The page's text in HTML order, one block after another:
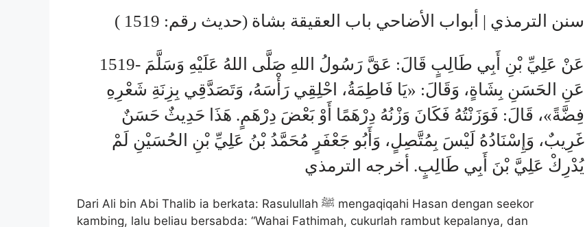
سنن الترمذي | أبواب الأضاحي باب العقيقة بشاة (حديث رقم: 1519 )
1519- عَنْ عَلِيِّ بْنِ أَبِي طَالِبٍ قَالَ: عَقَّ رَسُولُ اللهِ صَلَّى اللهُ عَلَيْهِ وَسَلَّمَ
عَنِ الحَسَنِ بِشَاةٍ، وَقَالَ: «يَا فَاطِمَةُ، احْلِقِي رَأْسَهُ، وَتَصَدَّقِي بِزِنَةِ شَعْرِهِ
فِضَّةً»، قَالَ: فَوَزَنْتُهُ فَكَانَ وَزْنُهُ دِرْهَمًا أَوْ بَعْضَ دِرْهَمٍ. هَذَا حَدِيثٌ حَسَنٌ
غَرِيبٌ، وَإِسْنَادُهُ لَيْسَ بِمُتَّصِلٍ، وَأَبُو جَعْفَرٍ مُحَمَّدُ بْنُ عَلِيِّ بْنِ الحُسَيْنِ لَمْ
يُدْرِكْ عَلِيَّ بْنَ أَبِي طَالِبٍ. أخرجه الترمذي
Dari Ali bin Abi Thalib ia berkata: Rasulullah ﷺ mengaqiqahi Hasan dengan seekor
kambing, lalu beliau bersabda: “Wahai Fathimah, cukurlah rambut kepalanya, dan